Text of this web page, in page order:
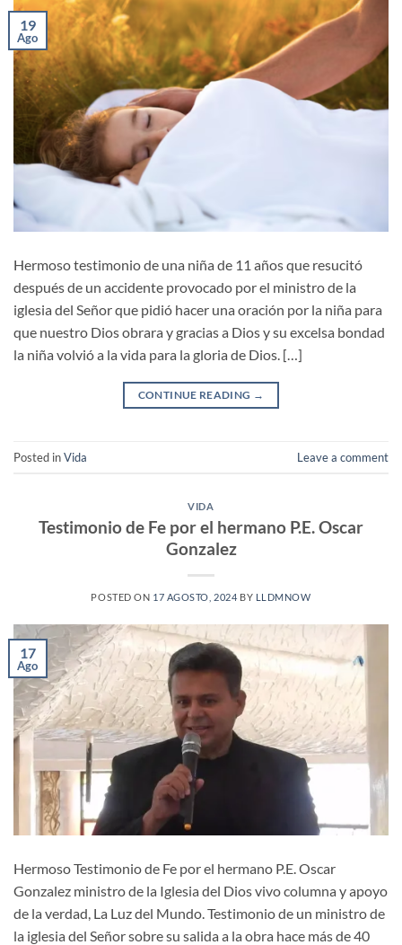
19
Ago
Hermoso testimonio de una niña de 11 años que resucitó
después de un accidente provocado por el ministro de la
iglesia del Señor que pidió hacer una oración por la niña para
que nuestro Dios obrara y gracias a Dios y su excelsa bondad
la niña volvió a la vida para la gloria de Dios. […]
CONTINUE READING →
Posted inVida Leave a comment
VIDA
Testimonio de Fe por el hermano P.E. Oscar
Gonzalez
POSTED ON 17 AGOSTO, 2024 BY LLDMNOW
17
Ago
Hermoso Testimonio de Fe por el hermano P.E. Oscar
Gonzalez ministro de la Iglesia del Dios vivo columna y apoyo
de la verdad, La Luz del Mundo. Testimonio de un ministro de
la iglesia del Señor sobre su salida a la obra hace más de 40